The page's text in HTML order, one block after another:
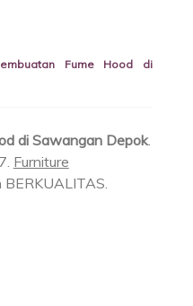
Fume Hood di
di Sawangan Depok.
Furniture